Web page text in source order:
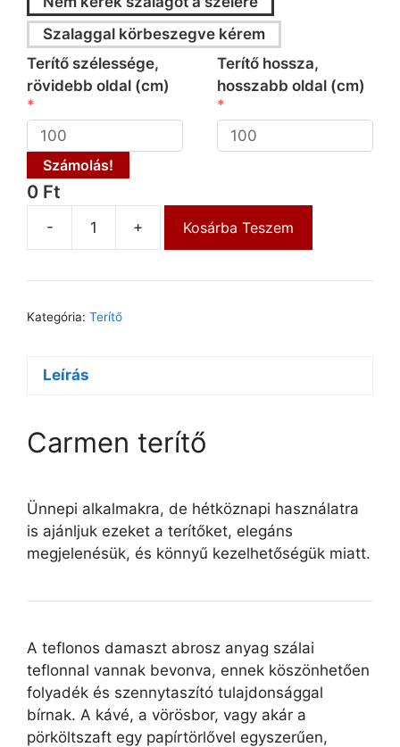
Szalaggal körbeszegve kérem
Terítő szélessége,
rövidebb oldal (cm)
Terítő hossza,
hosszabb oldal (cm)
Számolás!
0 Ft
- + Kosárba Teszem
Kategória: Terítő
Leírás
Carmen terítő
Ünnepi alkalmakra, de hétköznapi használatra
is ajánljuk ezeket a terítőket, elegáns
megjelenésük, és könnyű kezelhetőségük miatt.
A teflonos damaszt abrosz anyag szálai
teflonnal vannak bevonva, ennek köszönhetően
folyadék és szennytaszító tulajdonsággal
bírnak. A kávé, a vörösbor, vagy akár a
pörköltszaft egy papírtörlővel egyszerűen,